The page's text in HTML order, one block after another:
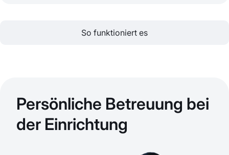
So funktioniert es
Persönliche Betreuung bei
der Einrichtung